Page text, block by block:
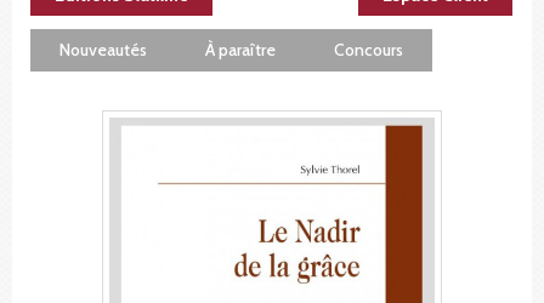
Nouveautés À paraître Concours